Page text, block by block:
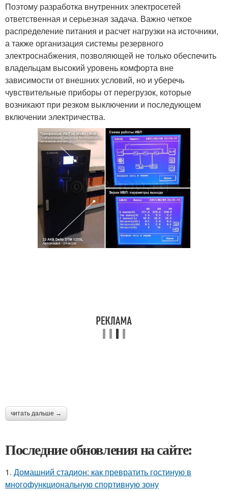
Поэтому разработка внутренних электросетей
ответственная и серьезная задача. Важно четкое
распределение питания и расчет нагрузки на источники,
а также организация системы резервного
электроснабжения, позволяющей не только обеспечить
владельцам высокий уровень комфорта вне
зависимости от внешних условий, но и уберечь
чувствительные приборы от перегрузок, которые
возникают при резком выключении и последующем
включении электричества.
читать дальше →
Последние обновления на сайте:
1. Домашний стадион: как превратить гостиную в
многофункциональную спортивную зону